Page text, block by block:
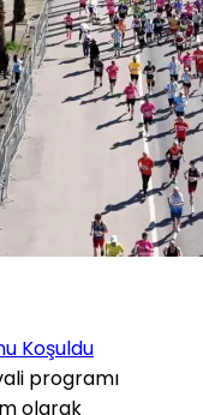
Koşuldu
programı
olarak